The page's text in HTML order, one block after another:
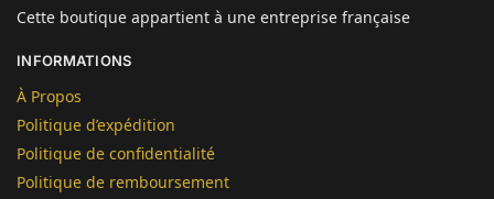
Cette boutique appartient à une entreprise française
INFORMATIONS
À Propos
Politique d’expédition
Politique de confidentialité
Politique de remboursement